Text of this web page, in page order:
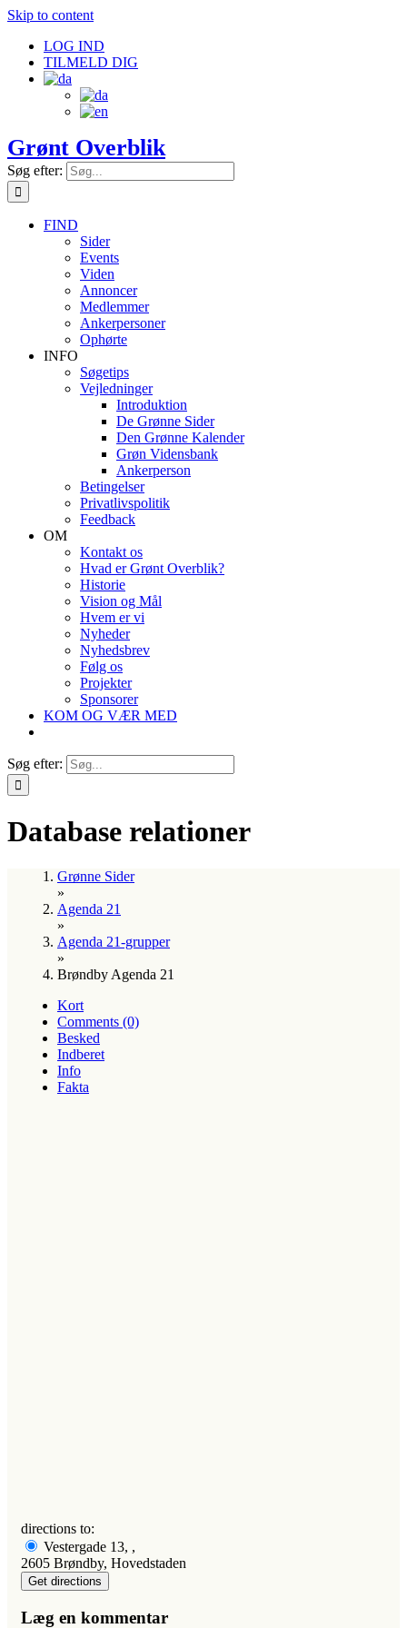
Skip to content
LOG IND
TILMELD DIG
Grønt Overblik
Søg efter:
FIND
Sider
Events
Viden
Annoncer
Medlemmer
Ankerpersoner
Ophørte
INFO
Søgetips
Vejledninger
Introduktion
De Grønne Sider
Den Grønne Kalender
Grøn Vidensbank
Ankerperson
Betingelser
Privatlivspolitik
Feedback
OM
Kontakt os
Hvad er Grønt Overblik?
Historie
Vision og Mål
Hvem er vi
Nyheder
Nyhedsbrev
Følg os
Projekter
Sponsorer
KOM OG VÆR MED
Søg efter:
Database relationer
Grønne Sider
»
Agenda 21
»
Agenda 21-grupper
»
Brøndby Agenda 21
Kort
Comments (0)
Besked
Indberet
Info
Fakta
directions to:
Vestergade 13, ,
2605 Brøndby, Hovedstaden
Læg en kommentar